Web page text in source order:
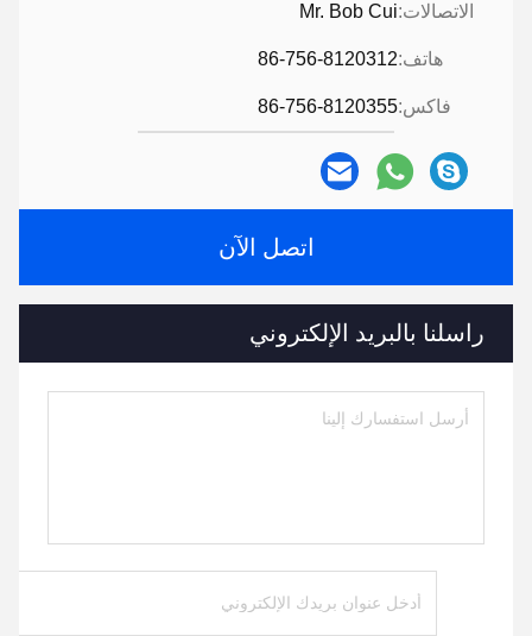
الاتصالات:Mr. Bob Cui
هاتف:86-756-8120312
فاكس:86-756-8120355
اتصل الآن
راسلنا بالبريد الإلكتروني